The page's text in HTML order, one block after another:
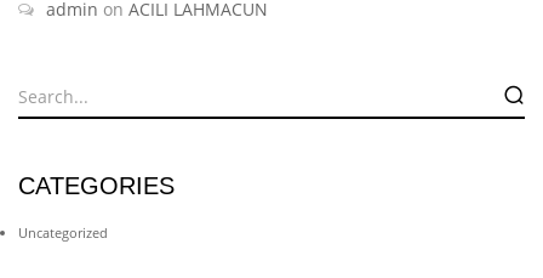
admin on ACILI LAHMACUN
CATEGORIES
Uncategorized